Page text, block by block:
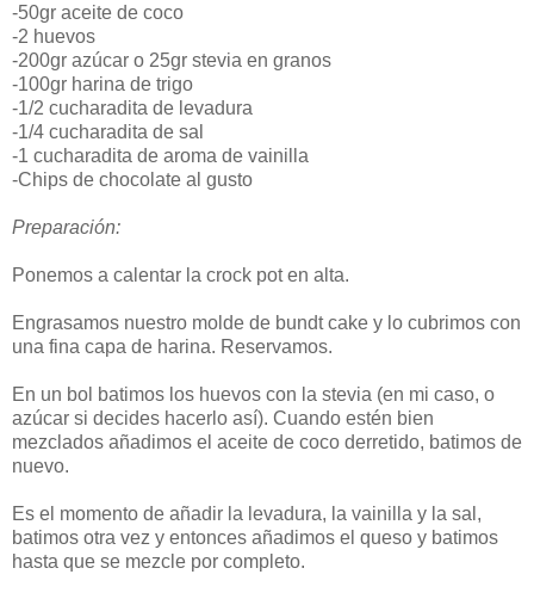
-50gr aceite de coco
-2 huevos
-200gr azúcar o 25gr stevia en granos
-100gr harina de trigo
-1/2 cucharadita de levadura
-1/4 cucharadita de sal
-1 cucharadita de aroma de vainilla
-Chips de chocolate al gusto
Preparación:
Ponemos a calentar la crock pot en alta.
Engrasamos nuestro molde de bundt cake y lo cubrimos con
una fina capa de harina. Reservamos.
En un bol batimos los huevos con la stevia (en mi caso, o
azúcar si decides hacerlo así). Cuando estén bien
mezclados añadimos el aceite de coco derretido, batimos de
nuevo.
Es el momento de añadir la levadura, la vainilla y la sal,
batimos otra vez y entonces añadimos el queso y batimos
hasta que se mezcle por completo.